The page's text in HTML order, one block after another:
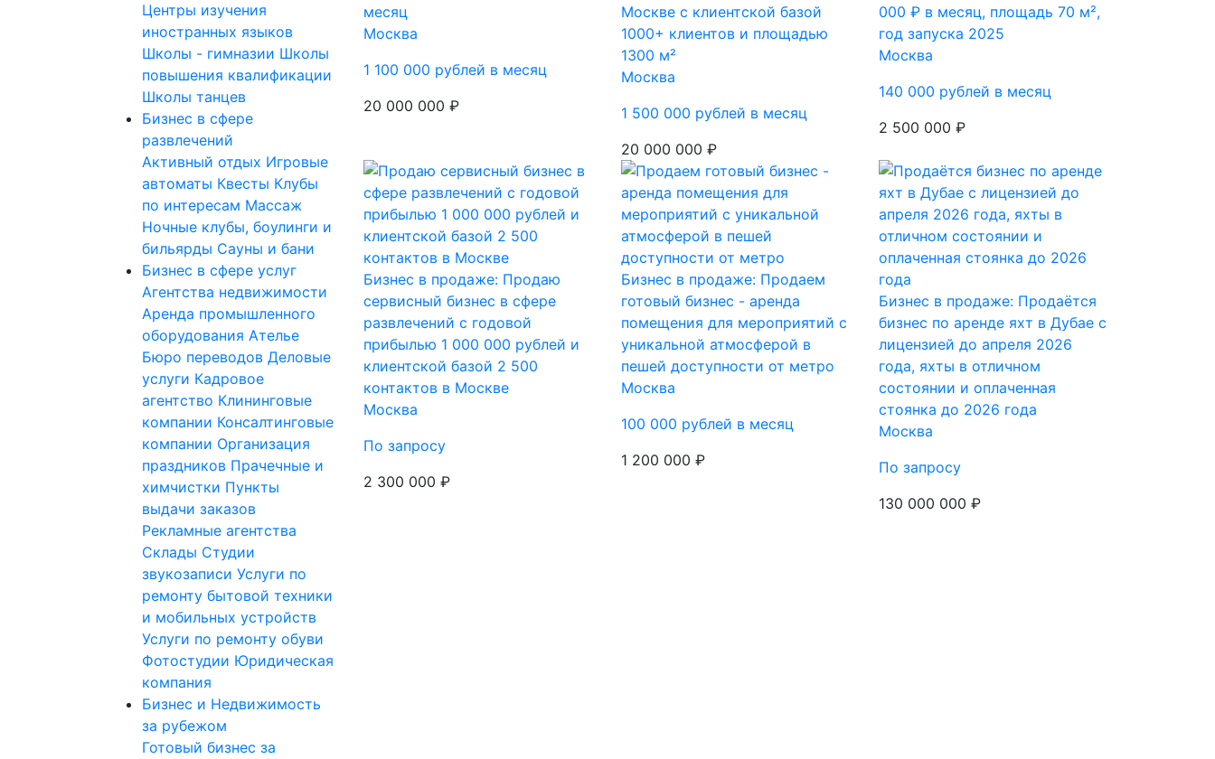
Центры изучения
иностранных языков
Школы - гимназии Школы
повышения квалификации
Школы танцев
Бизнес в сфере
развлечений
Активный отдых Игровые
автоматы Квесты Клубы
по интересам Массаж
Ночные клубы, боулинги и
бильярды Сауны и бани
Бизнес в сфере услуг
Агентства недвижимости
Аренда промышленного
оборудования Ателье
Бюро переводов Деловые
услуги Кадровое
агентство Клининговые
компании Консалтинговые
компании Организация
праздников Прачечные и
химчистки Пункты
выдачи заказов
Рекламные агентства
Склады Студии
звукозаписи Услуги по
ремонту бытовой техники
и мобильных устройств
Услуги по ремонту обуви
Фотостудии Юридическая
компания
Бизнес и Недвижимость
за рубежом
Готовый бизнес за
месяц
Москва
1 100 000 рублей в месяц
20 000 000 ₽
Москве с клиентской базой
1000+ клиентов и площадью
1300 м²
Москва
1 500 000 рублей в месяц
20 000 000 ₽
000 ₽ в месяц, площадь 70 м²,
год запуска 2025
Москва
140 000 рублей в месяц
2 500 000 ₽
Бизнес в продаже: Продаю
сервисный бизнес в сфере
развлечений с годовой
прибылью 1 000 000 рублей и
клиентской базой 2 500
контактов в Москве
Москва
По запросу
2 300 000 ₽
Бизнес в продаже: Продаем
готовый бизнес - аренда
помещения для мероприятий с
уникальной атмосферой в
пешей доступности от метро
Москва
100 000 рублей в месяц
1 200 000 ₽
Бизнес в продаже: Продаётся
бизнес по аренде яхт в Дубае с
лицензией до апреля 2026
года, яхты в отличном
состоянии и оплаченная
стоянка до 2026 года
Москва
По запросу
130 000 000 ₽